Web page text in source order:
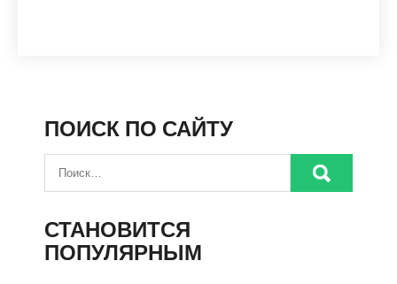
ПОИСК ПО САЙТУ
СТАНОВИТСЯ
ПОПУЛЯРНЫМ